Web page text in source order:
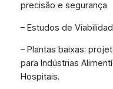
precisão e segurança
– Estudos de
– Plantas baixas:
para Indústrias
Hospitais.